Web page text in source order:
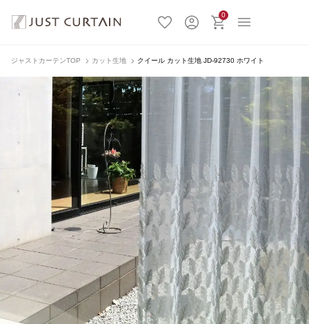
0
ジャストカーテンTOP カット生地 クイール カット生地 JD-92730 ホワイト